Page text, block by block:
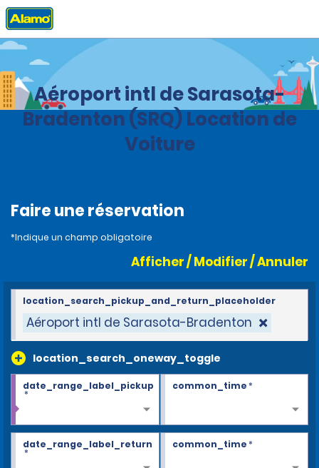
Accueil Agences Florida
Aéroport intl de Sarasota-
Bradenton (SRQ) Location de
Voiture
Faire une réservation
*Indique un champ obligatoire
Afficher / Modifier / Annuler
Aéroport intl de Sarasota-Bradenton
location_search_oneway_toggle
location_search_pickup_and_return_placeholder
date_range_label_pickup
*
common_time*
date_range_label_return
*
common_time*